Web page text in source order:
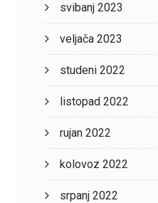
svibanj 2023
veljača 2023
studeni 2022
listopad 2022
rujan 2022
kolovoz 2022
srpanj 2022